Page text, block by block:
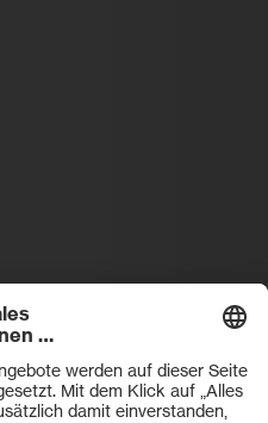
laservision
uvex safety
Hiplok